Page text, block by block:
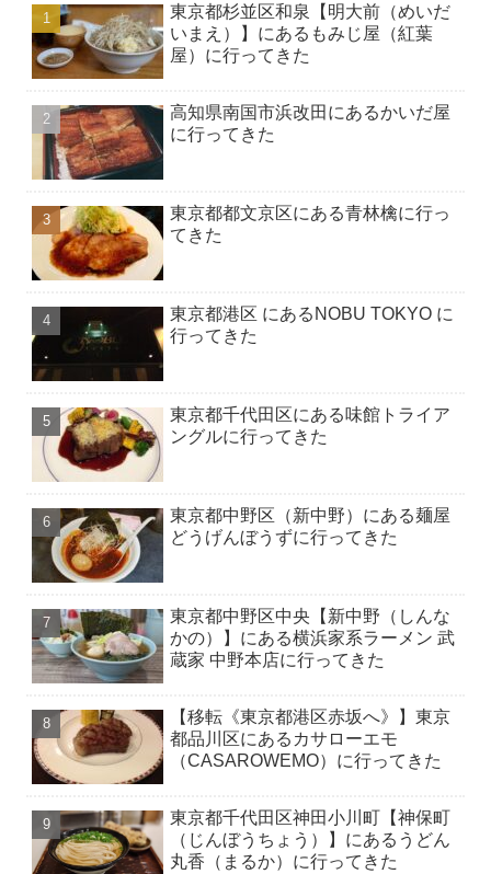
東京都杉並区和泉【明大前（めいだ
いまえ）】にあるもみじ屋（紅葉
屋）に行ってきた
高知県南国市浜改田にあるかいだ屋
に行ってきた
東京都都文京区にある青林檎に行っ
てきた
東京都港区 にあるNOBU TOKYO に
行ってきた
東京都千代田区にある味館トライア
ングルに行ってきた
東京都中野区（新中野）にある麺屋
どうげんぼうずに行ってきた
東京都中野区中央【新中野（しんな
かの）】にある横浜家系ラーメン 武
蔵家 中野本店に行ってきた
【移転《東京都港区赤坂へ》】東京
都品川区にあるカサローエモ
（CASAROWEMO）に行ってきた
東京都千代田区神田小川町【神保町
（じんぼうちょう）】にあるうどん
丸香（まるか）に行ってきた